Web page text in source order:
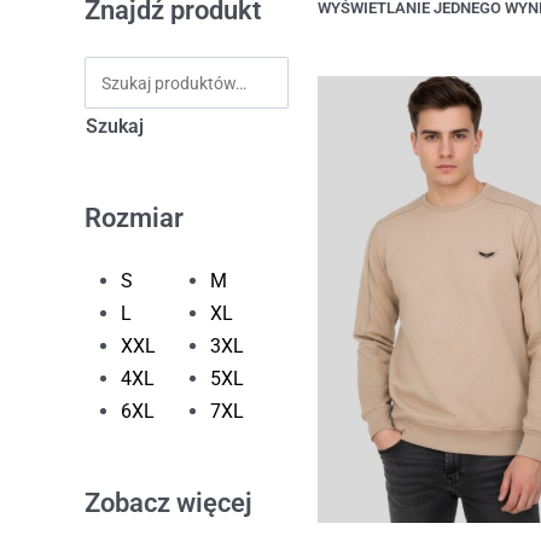
Znajdź produkt
Szukaj
Rozmiar
S
M
L
XL
XXL
3XL
4XL
5XL
6XL
7XL
Zobacz więcej
WYŚWIETLANIE JEDNEGO